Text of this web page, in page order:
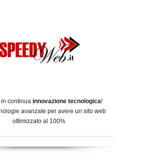
continua innovazione tecnologica!
avanzate per avere un sito web
ottimizzato al 100%